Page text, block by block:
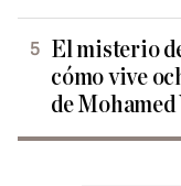
El misterio
cómo vive
de